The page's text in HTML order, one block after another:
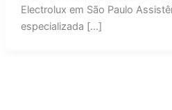
Electrolux em São Paulo
especializada […]